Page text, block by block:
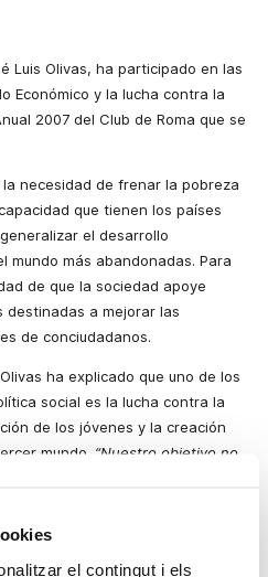
el contingut i els
Luis Olivas, ha participado en las
Económico y la lucha contra la
2007 del Club de Roma que se
necesidad de frenar la pobreza
que tienen los países
el desarrollo
mundo más abandonadas. Para
de que la sociedad apoye
destinadas a mejorar las
de conciudadanos.
ha explicado que uno de los
social es la lucha contra la
de los jóvenes y la creación
mundo. “Nuestro objetivo no
de origen”.
el Presidente de Bancaja ha